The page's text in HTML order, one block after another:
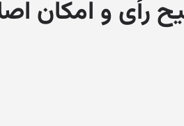
و امکان